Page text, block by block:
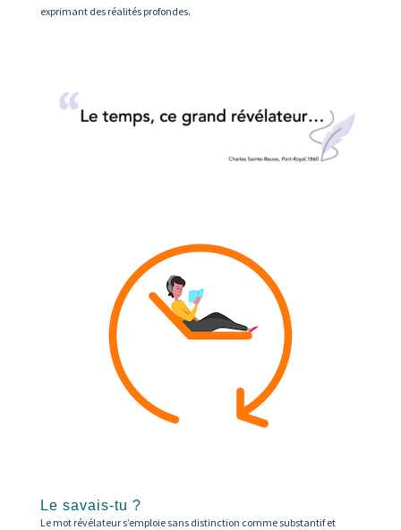
exprimant des réalités profondes.
Le savais-tu ?
Le mot révélateur s’emploie sans distinction comme substantif et